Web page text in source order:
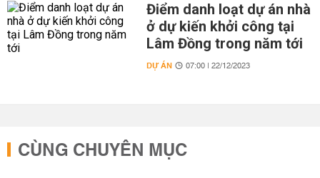
Điểm danh loạt dự án nhà
ở dự kiến khởi công tại
Lâm Đồng trong năm tới
DỰ ÁN 07:00 | 22/12/2023
CÙNG CHUYÊN MỤC